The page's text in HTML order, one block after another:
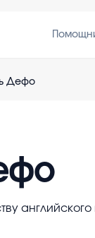
Дефо